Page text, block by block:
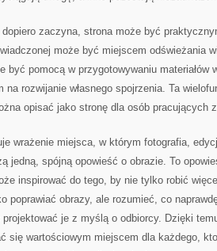
dopiero zaczyna, strona może być
może być miejscem odświeżania
być pomocą w przygotowywaniu materiałów
na rozwijanie własnego spojrzenia. Ta
opisać jako stronę dla osób pracujących
wrażenie miejsca, w którym fotografia,
jedną, spójną opowieść o obrazie. To
inspirować do tego, by nie tylko robić
poprawiać obrazy, ale rozumieć, co
je z myślą o odbiorcy. Dzięki
się wartościowym miejscem dla każdego,